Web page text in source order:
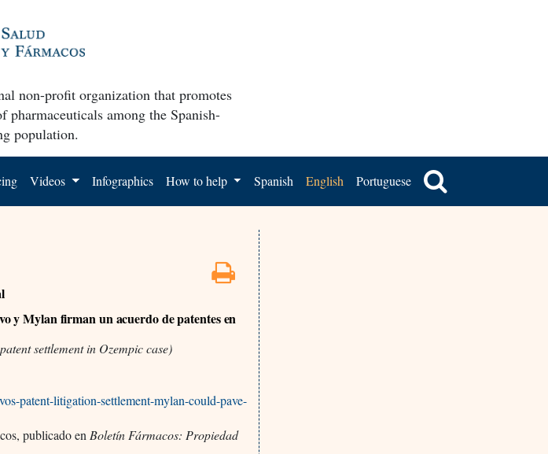
non-profit organization that promotes
pharmaceuticals among the Spanish-
population.
Videos Infographics How to help Spanish English Portuguese
y Mylan firman un acuerdo de patentes en
settlement in Ozempic case)
patent-litigation-settlement-mylan-could-pave-
publicado enBoletín Fármacos: Propiedad